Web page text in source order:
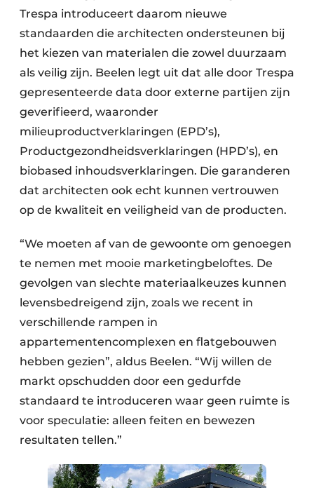
Trespa introduceert daarom nieuwe
standaarden die architecten ondersteunen bij
het kiezen van materialen die zowel duurzaam
als veilig zijn. Beelen legt uit dat alle door Trespa
gepresenteerde data door externe partijen zijn
geverifieerd, waaronder
milieuproductverklaringen (EPD’s),
Productgezondheidsverklaringen (HPD’s), en
biobased inhoudsverklaringen. Die garanderen
dat architecten ook echt kunnen vertrouwen
op de kwaliteit en veiligheid van de producten.
“We moeten af van de gewoonte om genoegen
te nemen met mooie marketingbeloftes. De
gevolgen van slechte materiaalkeuzes kunnen
levensbedreigend zijn, zoals we recent in
verschillende rampen in
appartementencomplexen en flatgebouwen
hebben gezien”, aldus Beelen. “Wij willen de
markt opschudden door een gedurfde
standaard te introduceren waar geen ruimte is
voor speculatie: alleen feiten en bewezen
resultaten tellen.”